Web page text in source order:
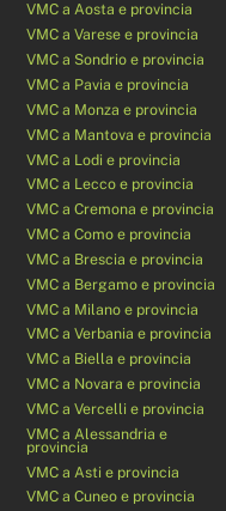
VMC a Aosta e provincia
VMC a Varese e provincia
VMC a Sondrio e provincia
VMC a Pavia e provincia
VMC a Monza e provincia
VMC a Mantova e provincia
VMC a Lodi e provincia
VMC a Lecco e provincia
VMC a Cremona e provincia
VMC a Como e provincia
VMC a Brescia e provincia
VMC a Bergamo e provincia
VMC a Milano e provincia
VMC a Verbania e provincia
VMC a Biella e provincia
VMC a Novara e provincia
VMC a Vercelli e provincia
VMC a Alessandria e
provincia
VMC a Asti e provincia
VMC a Cuneo e provincia